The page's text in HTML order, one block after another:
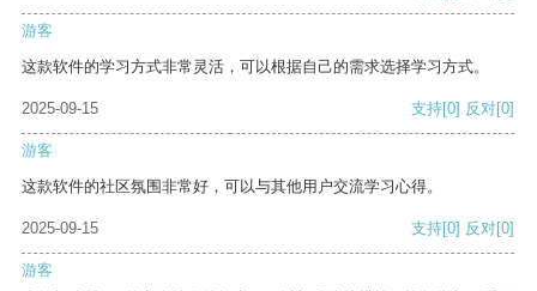
游客
这款软件的学习方式非常灵活，可以根据自己的需求选择学习方式。
2025-09-15 支持[0] 反对[0]
游客
这款软件的社区氛围非常好，可以与其他用户交流学习心得。
2025-09-15 支持[0] 反对[0]
游客